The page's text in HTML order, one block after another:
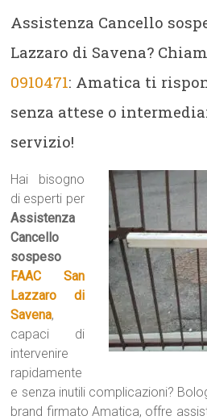
Assistenza Cancello
Lazzaro di Savena?
0910471: Amatica ti
senza attese o
servizio!
Hai bisogno
di esperti per
Assistenza
Cancello
sospeso
FAAC San
Lazzaro di
Savena,
capaci di
intervenire
rapidamente
e senza inutili complicazioni?
brand firmato Amatica, offre